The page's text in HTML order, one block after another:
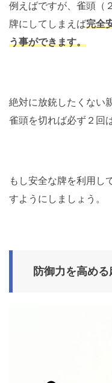
例えばですが、雀頭（
牌にしてしまえば完全
う事ができます。
絶対に放銃したくない
雀頭を切れば必ず２回
もし安全な牌を利用し
すようにしましょう。
防御力を高め